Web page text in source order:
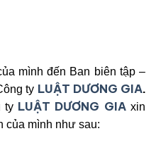
mình đến Ban biên tập –
ty LUẬT DƯƠNG GIA.
ty LUẬT DƯƠNG GIAxin
của mình như sau: